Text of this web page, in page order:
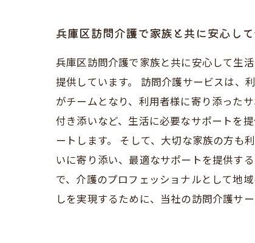
兵庫区訪問介護で家族と共に安心し
兵庫区訪問介護で家族と共に安心して生
提供しています。 訪問介護サービスは、
がチームとなり、利用者様に寄り添った
付き添いなど、生活に必要なサポートを
ートします。 そして、大切な家族の方も
いに寄り添い、最適なサポートを提供す
で、介護のプロフェッショナルとして地
しを実現するために、当社の訪問介護サ